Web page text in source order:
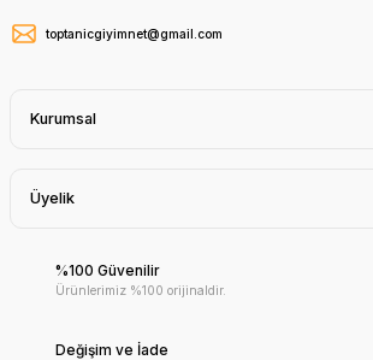
toptanicgiyimnet@gmail.com
Kurumsal
Üyelik
%100 Güvenilir
Ürünlerimiz %100 orijinaldir.
Değişim ve İade